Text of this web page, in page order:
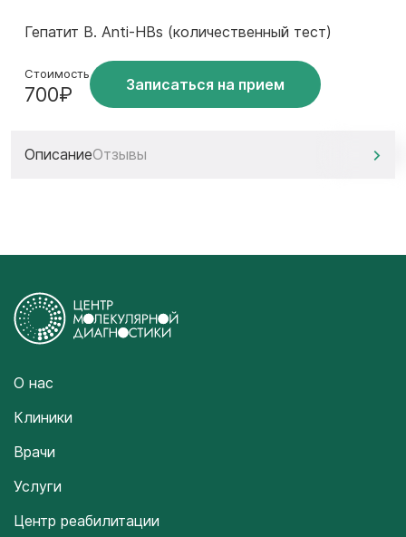
Гепатит В. Anti-HBs (количественный тест)
Стоимость
700₽ Записаться на прием
ОписаниеОтзывы
О нас
Клиники
Врачи
Услуги
Центр реабилитации